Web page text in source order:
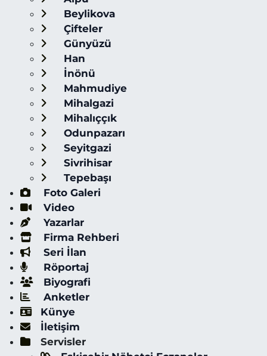
Beylikova
Çifteler
Günyüzü
Han
İnönü
Mahmudiye
Mihalgazi
Mihalıççık
Odunpazarı
Seyitgazi
Sivrihisar
Tepebaşı
Foto Galeri
Video
Yazarlar
Firma Rehberi
Seri İlan
Röportaj
Biyografi
Anketler
Künye
İletişim
Servisler